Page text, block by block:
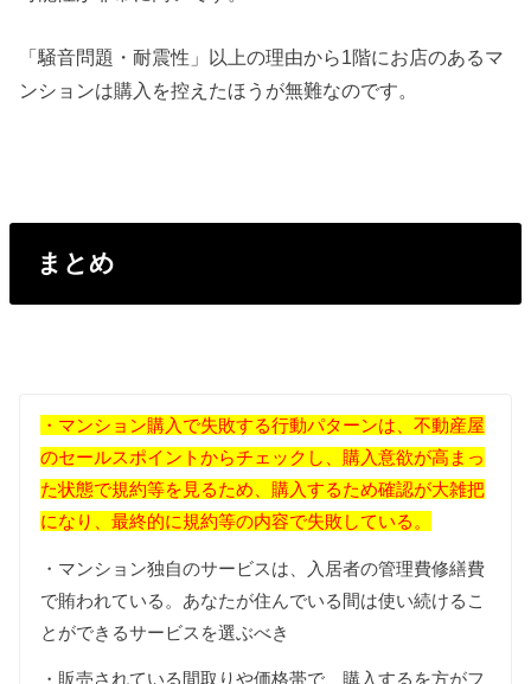
「騒音問題・耐震性」以上の理由から1階にお店のあるマ
ンションは購入を控えたほうが無難なのです。
まとめ
・マンション購入で失敗する行動パターンは、不動産屋
のセールスポイントからチェックし、購入意欲が高まっ
た状態で規約等を見るため、購入するため確認が大雑把
になり、最終的に規約等の内容で失敗している。
・マンション独自のサービスは、入居者の管理費修繕費
で賄われている。あなたが住んでいる間は使い続けるこ
とができるサービスを選ぶべき
・販売されている間取りや価格帯で、購入するを方がフ